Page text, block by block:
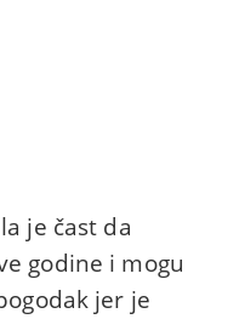
je čast da
godine i mogu
jer je